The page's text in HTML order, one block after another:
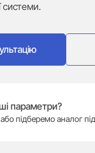
системи.
параметри?
підберемо аналог